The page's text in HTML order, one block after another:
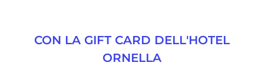
CON LA GIFT CARD DELL'HOTEL
ORNELLA